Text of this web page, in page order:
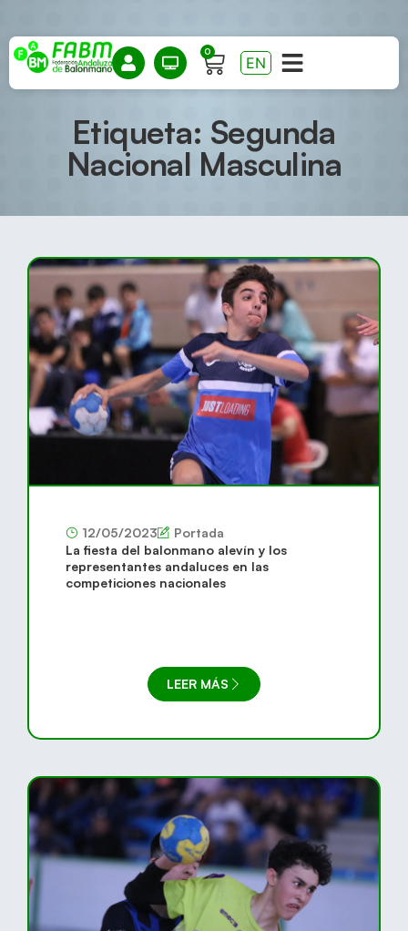
0
EN
Etiqueta: Segunda
Nacional Masculina
12/05/2023
Portada
La fiesta del balonmano alevín y los
representantes andaluces en las
competiciones nacionales
LEER MÁS